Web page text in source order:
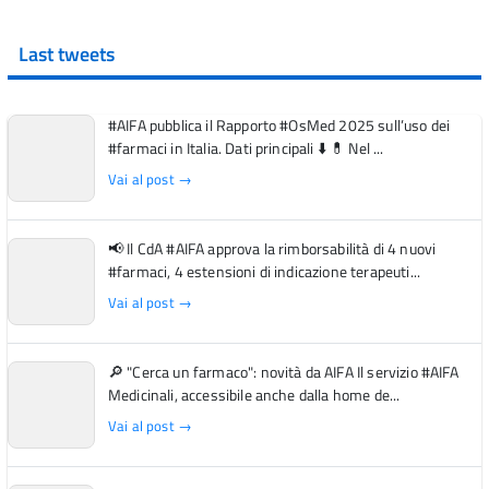
Last tweets
#AIFA pubblica il Rapporto #OsMed 2025 sull’uso dei
#farmaci in Italia. Dati principali ⬇️ 💊 Nel ...
Vai al post →
📢 Il CdA #AIFA approva la rimborsabilità di 4 nuovi
#farmaci, 4 estensioni di indicazione terapeuti...
Vai al post →
🔎 "Cerca un farmaco": novità da AIFA Il servizio #AIFA
Medicinali, accessibile anche dalla home de...
Vai al post →